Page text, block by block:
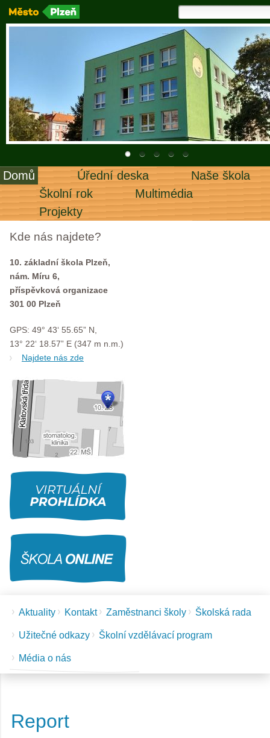
Domů Úřední deska
Naše škola
Školní rok
Multimédia
Projekty
Aktuality Kontakt Zaměstnanci školy Školská rada
Užitečné odkazy Školní vzdělávací program
Média o nás
Kde nás najdete?
10. základní škola Plzeň,
nám. Míru 6,
příspěvková organizace
301 00 Plzeň
GPS: 49° 43‘ 55.65” N,
13° 22‘ 18.57” E (347 m n.m.)
Najdete nás zde
Report